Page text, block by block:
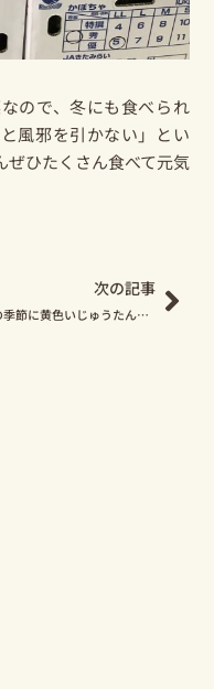
ので、冬にも食べられ
風邪を引かない」とい
ぜひたくさん食べて元気
次の記事
紅葉の季節に黄色いじゅうたん！？ きたみらい地域の秋の風景をご紹介します